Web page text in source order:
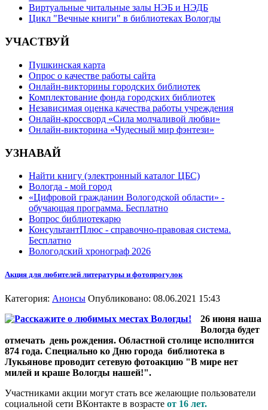
Виртуальные читальные залы НЭБ и НЭДБ
Цикл "Вечные книги" в библиотеках Вологды
УЧАСТВУЙ
Пушкинская карта
Опрос о качестве работы сайта
Онлайн-викторины городских библиотек
Комплектование фонда городских библиотек
Независимая оценка качества работы учреждения
Онлайн-кроссворд «Сила молчаливой любви»
Онлайн-викторина «Чудесный мир фэнтези»
УЗНАВАЙ
Найти книгу (электронный каталог ЦБС)
Вологда - мой город
«Цифровой гражданин Вологодской области» -
обучающая программа. Бесплатно
Вопрос библиотекарю
КонсультантПлюс - справочно-правовая система.
Бесплатно
Вологодский хронограф 2026
Акция для любителей литературы и фотопрогулок
Категория: Анонсы Опубликовано: 08.06.2021 15:43
26 июня наша
Вологда будет
отмечать день рождения. Областной столице исполнится
874 года. Специально ко Дню города библиотека в
Лукьянове проводит сетевую фотоакцию "В мире нет
милей и краше Вологды нашей!".
Участниками акции могут стать все желающие пользователи
социальной сети ВКонтакте в возрасте от 16 лет.